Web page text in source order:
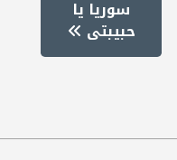
سوريا يا
حبيبتى